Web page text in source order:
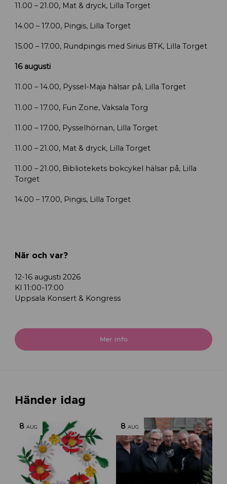
11.00 – 21.00, Mat & dryck, Lilla Torget
14.00 – 17.00, Pingis, Lilla Torget
15.00 – 17.00, Rundpingis med Sirius BTK, Lilla Torget
16 augusti
11.00 – 14.00, Pyssel-Maja hälsar på, Lilla Torget
11.00 – 17.00, Fun Zone, Vaksala Torg
11.00 – 17.00, Pysselhörnan, Lilla Torget
11.00 – 21.00, Mat & dryck, Lilla Torget
11.00 – 21.00, Bibliotekets bokcykel hälsar på, Lilla
Torget
14.00 – 17.00, Pingis, Lilla Torget
När och var?
12-16 augusti 2026
Kl 11:00-17:00
Uppsala Konsert & Kongress
Mer info
Händer idag
8 AUG 8 AUG